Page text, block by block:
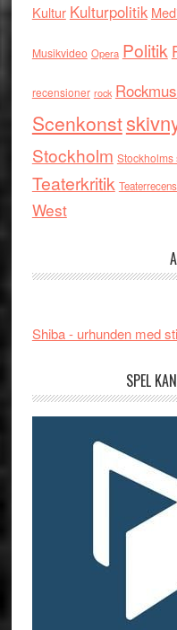
Kultur Kulturpolitik
Musikvideo Opera Politik
recensioner rock
Scenkonst
Stockholm Stockholms
Teaterkritik
West
Shiba - urhunden med
SPEL